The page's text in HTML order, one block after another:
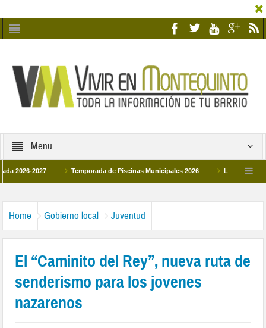
Menu
2027 Temporada de Piscinas Municipales 2026 Los Campus de
Home Gobierno local Juventud
El “Caminito del Rey”, nueva ruta de
senderismo para los jovenes
nazarenos